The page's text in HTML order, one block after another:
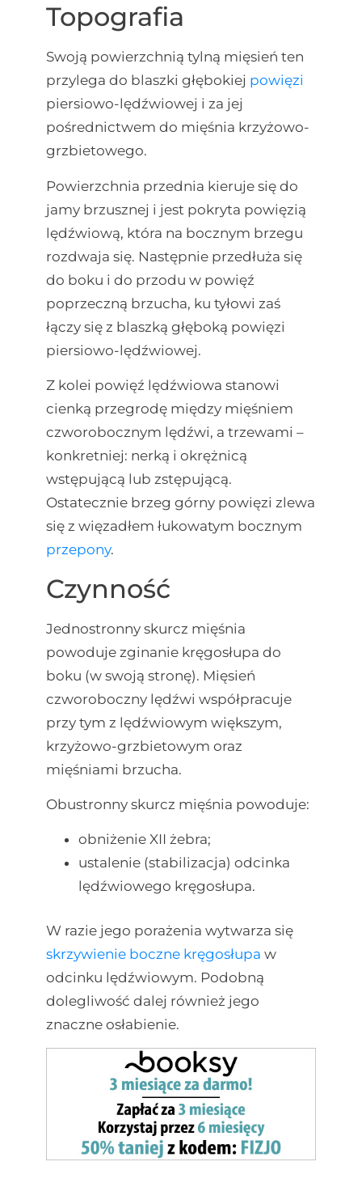
Topografia
Swoją powierzchnią tylną mięsień ten
przylega do blaszki głębokiej powięzi
piersiowo-lędźwiowej i za jej
pośrednictwem do mięśnia krzyżowo-
grzbietowego.
Powierzchnia przednia kieruje się do
jamy brzusznej i jest pokryta powięzią
lędźwiową, która na bocznym brzegu
rozdwaja się. Następnie przedłuża się
do boku i do przodu w powięź
poprzeczną brzucha, ku tyłowi zaś
łączy się z blaszką głęboką powięzi
piersiowo-lędźwiowej.
Z kolei powięź lędźwiowa stanowi
cienką przegrodę między mięśniem
czworobocznym lędźwi, a trzewami –
konkretniej: nerką i okrężnicą
wstępującą lub zstępującą.
Ostatecznie brzeg górny powięzi zlewa
się z więzadłem łukowatym bocznym
przepony.
Czynność
Jednostronny skurcz mięśnia
powoduje zginanie kręgosłupa do
boku (w swoją stronę). Mięsień
czworoboczny lędźwi współpracuje
przy tym z lędźwiowym większym,
krzyżowo-grzbietowym oraz
mięśniami brzucha.
Obustronny skurcz mięśnia powoduje:
obniżenie XII żebra;
ustalenie (stabilizacja) odcinka
lędźwiowego kręgosłupa.
W razie jego porażenia wytwarza się
skrzywienie boczne kręgosłupa w
odcinku lędźwiowym. Podobną
dolegliwość dalej również jego
znaczne osłabienie.